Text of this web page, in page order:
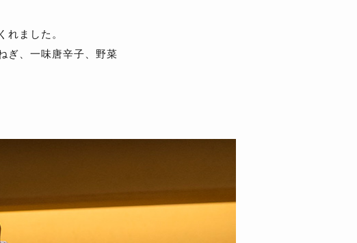
れました。
ぎ、一味唐辛子、野菜